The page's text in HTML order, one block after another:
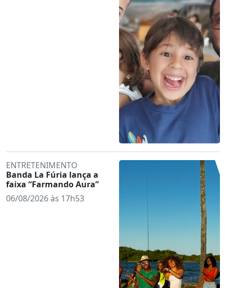
ENTRETENIMENTO
Banda La Fúria lança a
faixa “Farmando Aura”
06/08/2026 às 17h53